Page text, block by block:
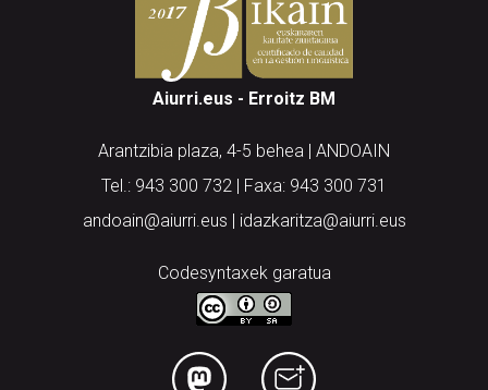
Aiurri.eus - Erroitz BM
Arantzibia plaza, 4-5 behea | ANDOAIN
Tel.: 943 300 732 | Faxa: 943 300 731
andoain@aiurri.eus | idazkaritza@aiurri.eus
Codesyntaxek garatua